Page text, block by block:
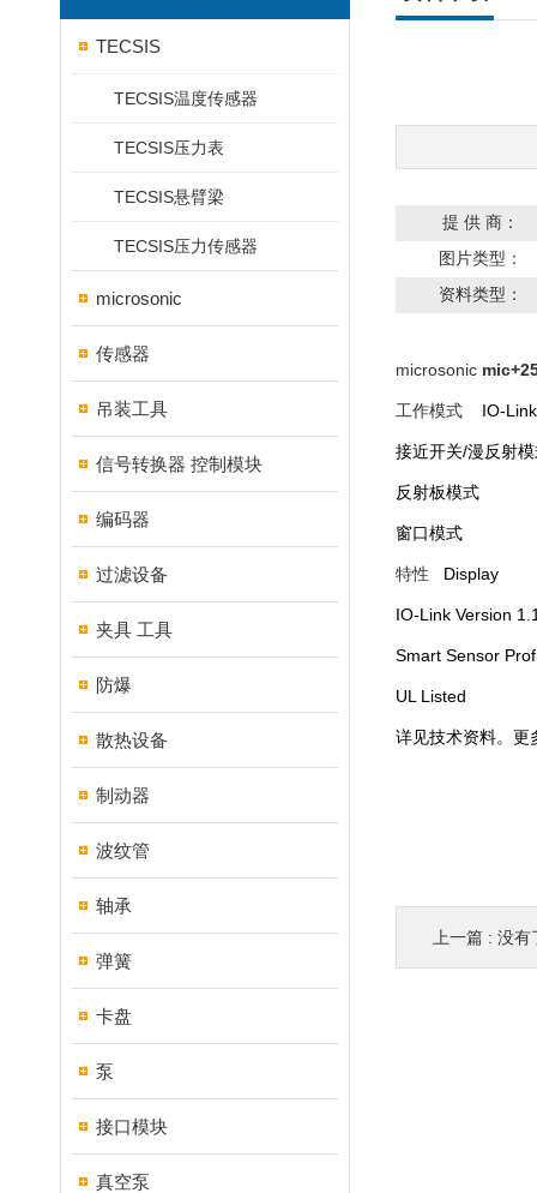
TECSIS
TECSIS温度传感器
TECSIS压力表
TECSIS悬臂梁
TECSIS压力传感器
microsonic
传感器
吊装工具
信号转换器 控制模块
编码器
过滤设备
夹具 工具
防爆
散热设备
制动器
波纹管
轴承
弹簧
卡盘
泵
接口模块
真空泵
提 供 商：
图片类型：
资料类型：
microsonic
工作模式 IO-Link
接近开关/漫反射
反射板模式
窗口模式
特性 Display
IO-Link Version
Smart Sensor
UL Listed
详见技术资料。更
上一篇 : 没有